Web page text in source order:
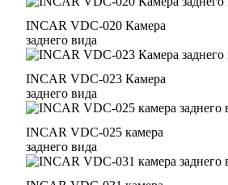
INCAR VDC-020 Камера
заднего вида
INCAR VDC-023 Камера
заднего вида
INCAR VDC-025 камера
заднего вида